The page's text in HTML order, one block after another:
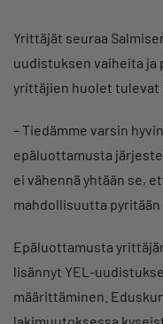
Yrittäjät seuraa
uudistuksen vaiheita ja
yrittäjien huolet tulevat
– Tiedämme varsin
epäluottamusta
ei vähennä yhtään se,
mahdollisuutta
Epäluottamusta
lisännyt YEL-
määrittäminen.